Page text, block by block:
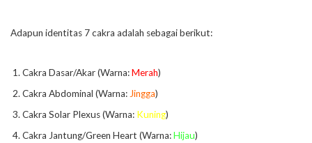
Adapun identitas 7 cakra adalah sebagai berikut:
Cakra Dasar/Akar (Warna:Merah)
Cakra Abdominal (Warna:Jingga)
Cakra Solar Plexus (Warna: Kuning)
Cakra Jantung/Green Heart (Warna:Hijau)